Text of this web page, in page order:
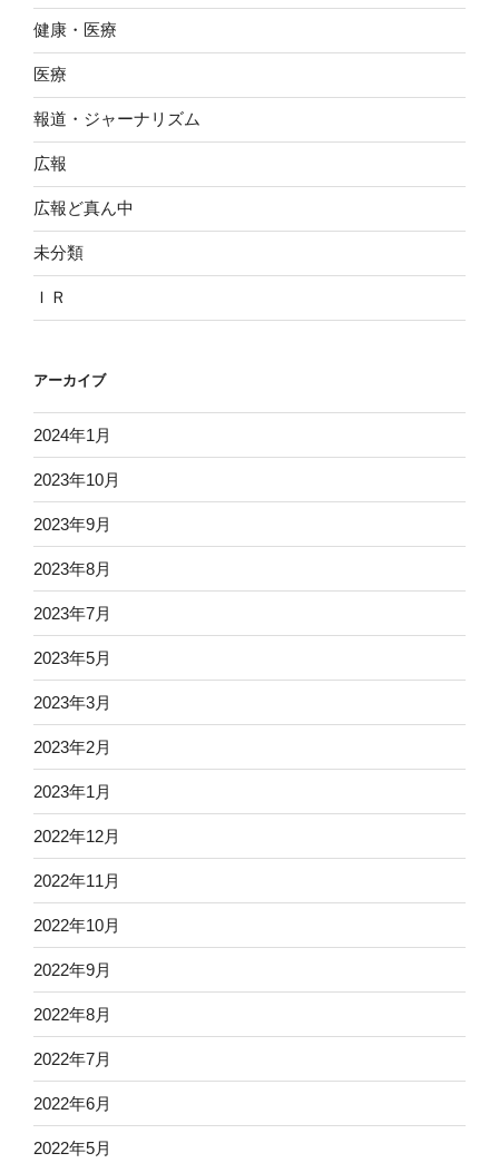
健康・医療
医療
報道・ジャーナリズム
広報
広報ど真ん中
未分類
ＩＲ
アーカイブ
2024年1月
2023年10月
2023年9月
2023年8月
2023年7月
2023年5月
2023年3月
2023年2月
2023年1月
2022年12月
2022年11月
2022年10月
2022年9月
2022年8月
2022年7月
2022年6月
2022年5月